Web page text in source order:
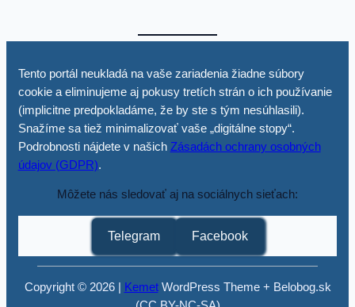
Tento portál neukladá na vaše zariadenia žiadne súbory
cookie a eliminujeme aj pokusy tretích strán o ich používanie
(implicitne predpokladáme, že by ste s tým nesúhlasili).
Snažíme sa tiež minimalizovať vaše „digitálne stopy“.
Podrobnosti nájdete v našich Zásadách ochrany osobných
údajov (GDPR).
Môžete nás sledovať aj na sociálnych sieťach:
Telegram Facebook
Copyright © 2026 | KemetWordPress Theme + Belobog.sk